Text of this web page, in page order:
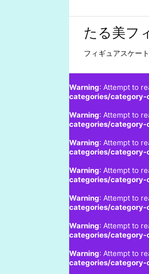
たる美フ
フィギュアスケー
Warning: Attempt to
categories/category-
Warning: Attempt to
categories/category-
Warning: Attempt to
categories/category-
Warning: Attempt to
categories/category-
Warning: Attempt to
categories/category-
Warning: Attempt to
categories/category-
Warning: Attempt to
categories/category-